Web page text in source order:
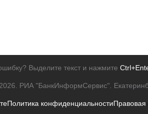
Выделите текст и нажмите
РИА "БанкИнформСервис".
Политика конфиденциальности